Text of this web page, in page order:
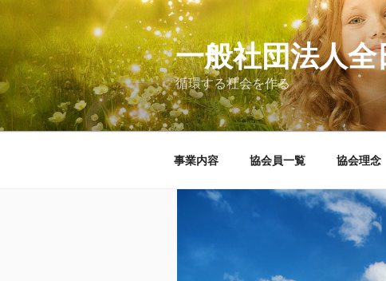
テ
ン
ツ
へ
一般社団法人
循環する社会を作る
事業内容 協会員一覧 協会理念